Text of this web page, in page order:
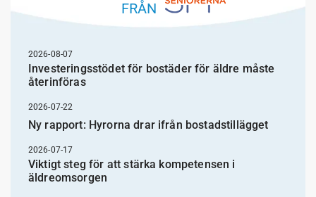
FRÅN
2026-08-07
Investeringsstödet för bostäder för äldre måste
återinföras
2026-07-22
Ny rapport: Hyrorna drar ifrån bostadstillägget
2026-07-17
Viktigt steg för att stärka kompetensen i
äldreomsorgen